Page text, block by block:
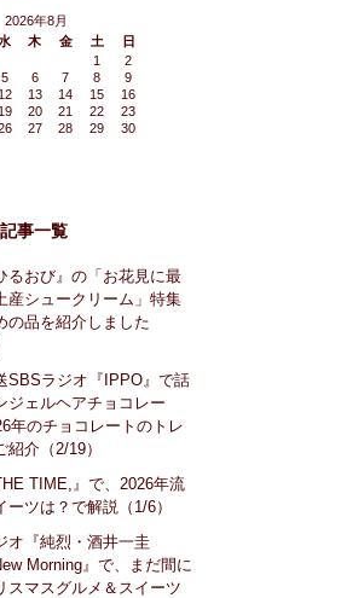
2026年8月
木 金 土
日
1
2
5 6 7 8
9
12 13 14 15
16
19 20 21 22
23
27 28 29
30
事一覧
るおび』の「お花見に最
産シュークリーム」特集
の品を紹介しました
SBSラジオ『IPPO』で話
ジェルヘアチョコレー
年のチョコレートのトレ
紹介（2/19）
TIME,』で、2026年流
ーツは？で解説（1/6）
オ『純烈・酒井一圭
Morning』で、まだ間に
スマスグルメ＆スイーツ